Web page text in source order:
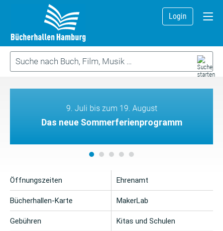
Login
9. Juli bis zum 19. August
Das neue Sommerferienprogramm
Öffnungszeiten
Bücherhallen-Karte
Gebühren
Ehrenamt
MakerLab
Kitas und Schulen